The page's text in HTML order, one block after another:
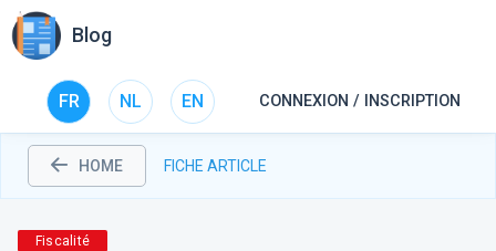
Blog
FR NL EN CONNEXION / INSCRIPTION
HOME FICHE ARTICLE
Fiscalité